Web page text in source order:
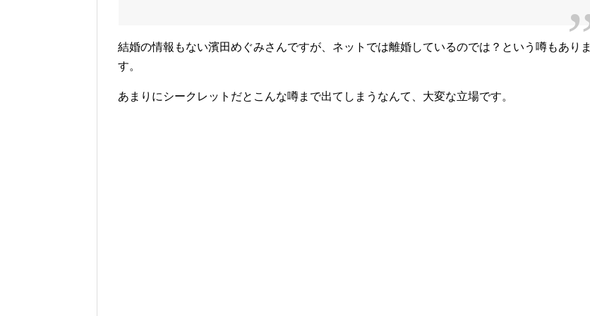
結婚の情報もない濱田めぐみさんですが、ネットでは離婚しているのでは？という噂もありま
す。
あまりにシークレットだとこんな噂まで出てしまうなんて、大変な立場です。